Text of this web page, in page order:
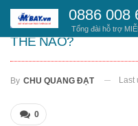
0886 008
Tổng đài hỗ trợ
CÁC BƯỚC LÀM
THẾ NÀO?
By CHU QUANG ĐẠT Last
0